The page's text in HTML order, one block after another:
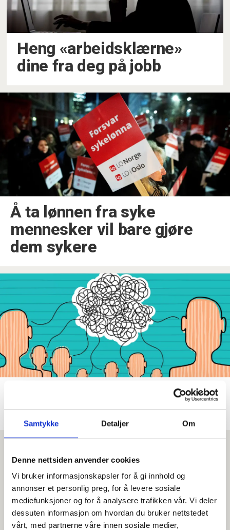
Samtykke Detaljer Om
Denne nettsiden anvender cookies
Vi bruker informasjonskapsler for å gi innhold og
annonser et personlig preg, for å levere sosiale
mediefunksjoner og for å analysere trafikken vår. Vi deler
dessuten informasjon om hvordan du bruker nettstedet
vårt, med partnerne våre innen sosiale medier,
Heng «arbeidsklærne»
dine fra deg på jobb
Å ta lønnen fra syke
mennesker vil bare gjøre
dem sykere
monologer og samhandling